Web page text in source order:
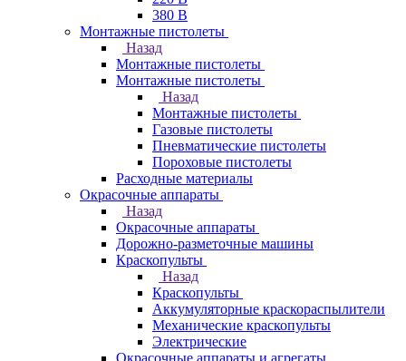
380 В
Монтажные пистолеты
Назад
Монтажные пистолеты
Монтажные пистолеты
Назад
Монтажные пистолеты
Газовые пистолеты
Пневматические пистолеты
Пороховые пистолеты
Расходные материалы
Окрасочные аппараты
Назад
Окрасочные аппараты
Дорожно-разметочные машины
Краскопульты
Назад
Краскопульты
Аккумуляторные краскораспылители
Механические краскопульты
Электрические
Окрасочные аппараты и агрегаты